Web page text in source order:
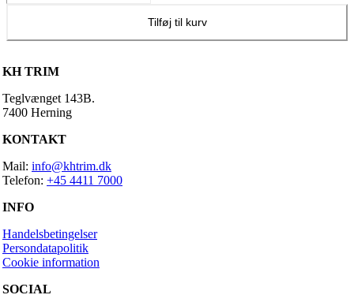
850ccm
EV6
Tilføj til kurv
KH TRIM
Teglvænget 143B.
7400 Herning
KONTAKT
Mail: info@khtrim.dk
Telefon: +45 4411 7000
INFO
Handelsbetingelser
Persondatapolitik
Cookie information
SOCIAL